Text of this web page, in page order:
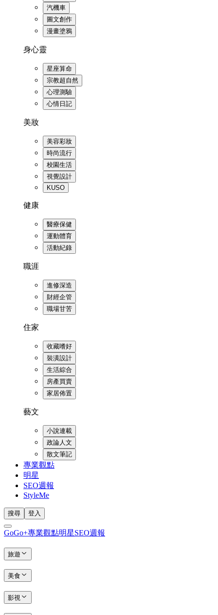
汽機車
圖文創作
漫畫塗鴉
身心靈
星座算命
宗教超自然
心理測驗
心情日記
美妝
美容彩妝
時尚流行
校園生活
視覺設計
KUSO
健康
醫療保健
運動體育
活動紀錄
職涯
進修深造
財經企管
職場甘苦
住家
收藏嗜好
裝潢設計
生活綜合
房產買賣
家居佈置
藝文
小說連載
政論人文
散文筆記
專業觀點
明星
SEO週報
StyleMe
搜尋 登入
GoGo+專業觀點明星SEO週報
旅遊
美食
影視